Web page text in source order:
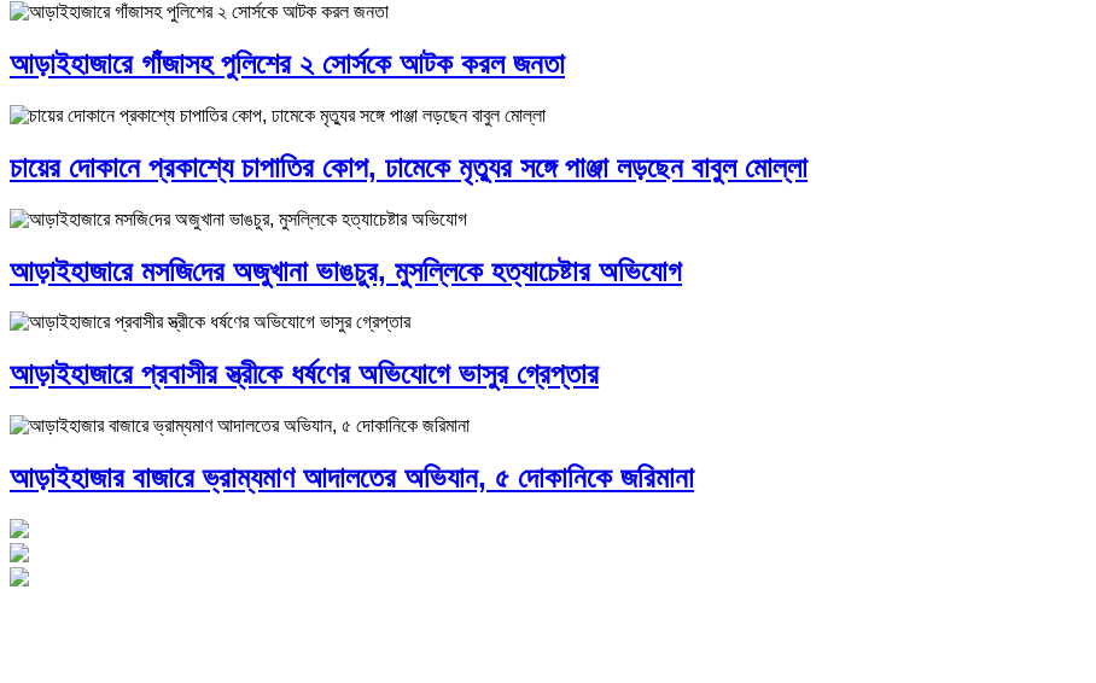
আড়াইহাজারে গাঁজাসহ পুলিশের ২ সোর্সকে আটক করল জনতা
চায়ের দোকানে প্রকাশ্যে চাপাতির কোপ, ঢামেকে মৃত্যুর সঙ্গে পাঞ্জা লড়ছেন বাবুল মোল্লা
আড়াইহাজারে মস‌জি‌দের অজুখানা ভাঙচুর, মুসল্লিকে হত্যাচেষ্টার অভিযোগ
আড়াইহাজারে প্রবাসীর স্ত্রীকে ধর্ষণের অভিযোগে ভাসুর গ্রেপ্তার
আড়াইহাজার বাজারে ভ্রাম্যমাণ আদালতের অভিযান, ৫ দোকানিকে জরিমানা